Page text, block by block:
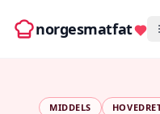
norgesmatfat
MIDDELS